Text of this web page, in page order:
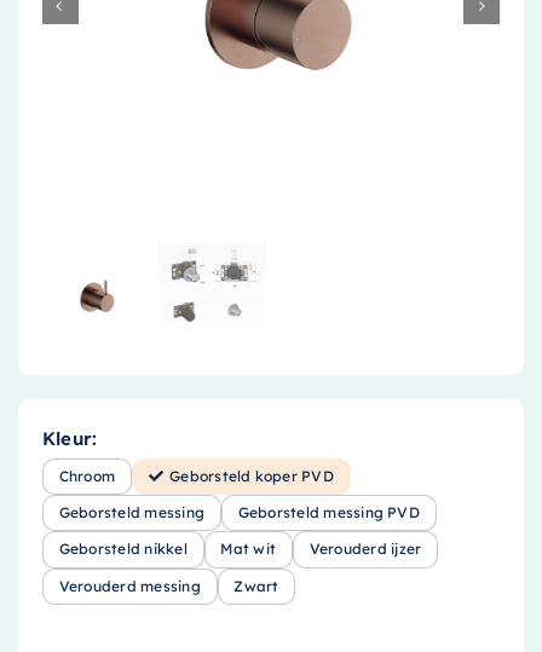
Kleur:
Chroom Geborsteld koper PVD
Geborsteld messing Geborsteld messing PVD
Geborsteld nikkel Mat wit Verouderd ijzer
Verouderd messing Zwart